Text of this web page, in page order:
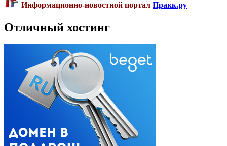
Информационно-новостной портал Пракк.ру
Отличный хостинг